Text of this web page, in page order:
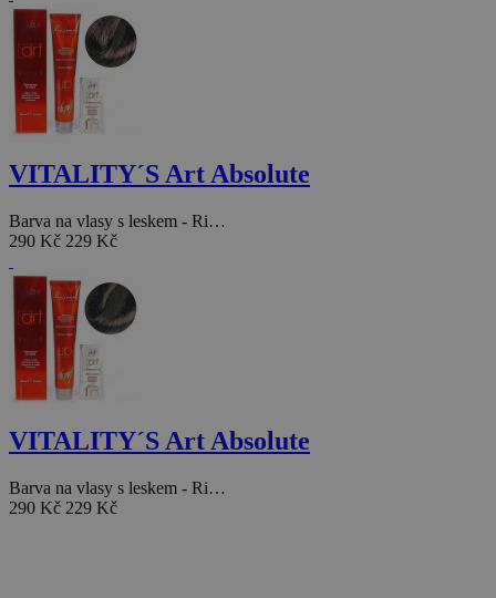
VITALITY´S Art Absolute
Barva na vlasy s leskem - Ri…
290 Kč 229 Kč
VITALITY´S Art Absolute
Barva na vlasy s leskem - Ri…
290 Kč 229 Kč